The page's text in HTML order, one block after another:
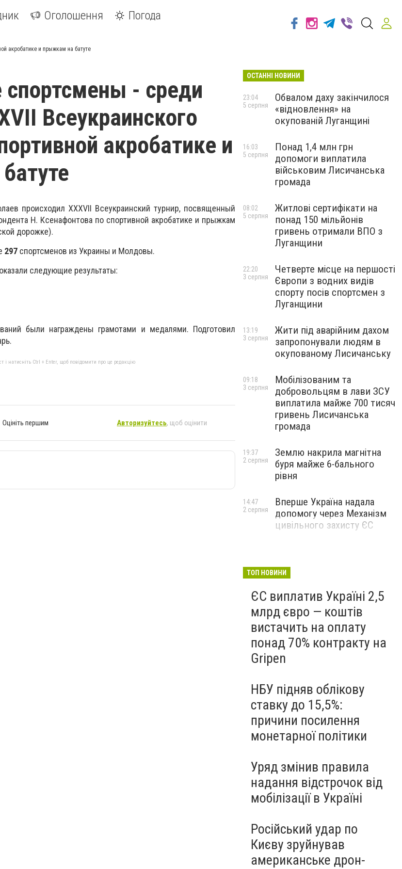
Оголошення Погода
акробатике и прыжкам на батуте
спортсмены - среди
Всеукраинского
акробатике и
происходил ХХХVІІ Всеукраинский турнир, посвященный
Н. Ксенафонтова по спортивной акробатике и прыжкам
дорожке).
297 спортсменов из Украины и Молдовы.
следующие результаты:
были награждены грамотами и медалями. Подготовил
і натисніть Ctrl + Enter, щоб повідомити про це редакцію
Оцініть першим Авторизуйтесь, щоб оцінити
ОСТАННІ НОВИНИ
Обвалом даху закінчилося
«відновлення» на
окупованій Луганщині
23:04
5 серпня
Понад 1,4 млн грн
допомоги виплатила
військовим Лисичанська
громада
16:03
5 серпня
Житлові сертифікати на
понад 150 мільйонів
гривень отримали ВПО з
Луганщини
08:02
5 серпня
Четверте місце на першості
Європи з водних видів
спорту посів спортсмен з
Луганщини
22:20
3 серпня
Жити під аварійним дахом
запропонували людям в
окупованому Лисичанську
13:19
3 серпня
Мобілізованим та
добровольцям в лави ЗСУ
виплатила майже 700 тисяч
гривень Лисичанська
громада
09:18
3 серпня
Землю накрила магнітна
буря майже 6-бального
рівня
19:37
2 серпня
Вперше Україна надала
допомогу через Механізм
цивільного захисту ЄС
14:47
2 серпня
ТОП НОВИНИ
ЄС виплатив Україні 2,5
млрд євро — коштів
вистачить на оплату
понад 70% контракту на
Gripen
НБУ підняв облікову
ставку до 15,5%:
причини посилення
монетарної політики
Уряд змінив правила
надання відстрочок від
мобілізації в Україні
Російський удар по
Києву зруйнував
американське дрон-